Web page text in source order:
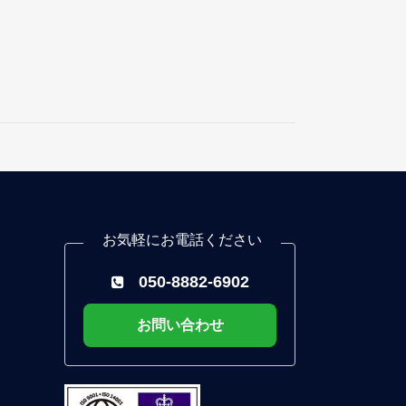
お気軽にお電話ください
050-8882-6902
お問い合わせ